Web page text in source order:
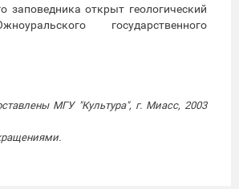
заповедника открыт геологический
государственного
МГУ "Культура", г. Миасс, 2003